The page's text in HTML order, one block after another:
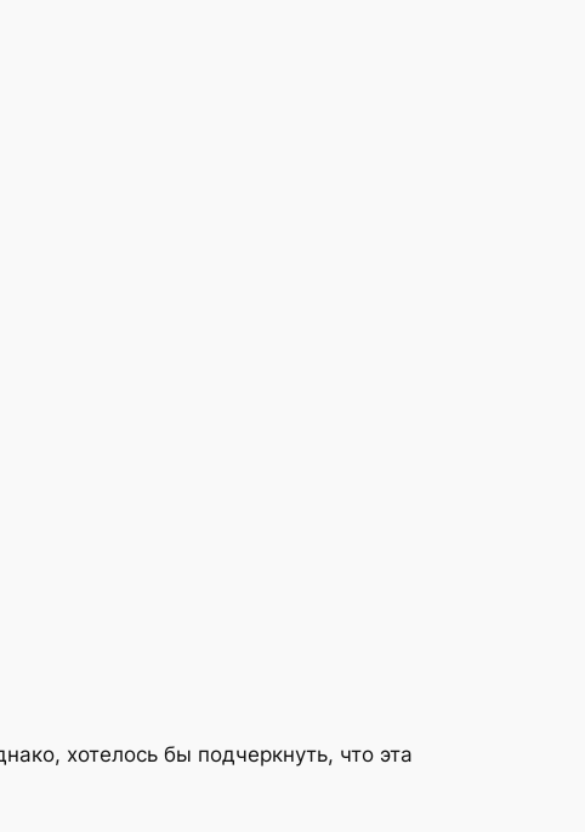
хотелось бы подчеркнуть, что эта